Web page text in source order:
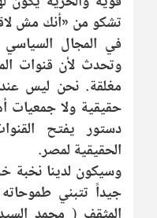
تشكو من «أنك مش
في المجال السياسي
وتحدث لأن قنوات
مغلقة. نحن ليس
حقيقية ولا جمعيات
دستور يفتح
الحقيقية لمصر.
وسيكون لدينا نخبة
جيداً تتبني